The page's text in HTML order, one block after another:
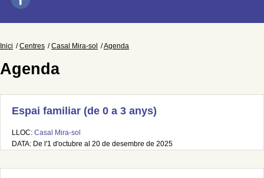
Inici Centres Casal Mira-sol Agenda
Agenda
Espai familiar (de 0 a 3 anys)
LLOC: Casal Mira-sol
DATA: De l'1 d'octubre al 20 de desembre de 2025